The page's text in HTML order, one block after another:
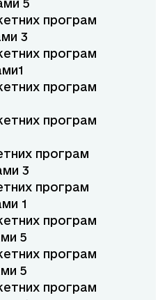
5
програм
3
програм
програм
програм
програм
3
програм
1
програм
5
програм
5
програм